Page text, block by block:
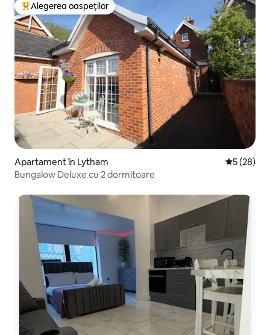
Locuință din topul categoriei Alegerea oaspeților
Alegerea oaspeților
Apartament în Lytham Scor
5 (28)
Bungalow Deluxe cu 2 dormitoare